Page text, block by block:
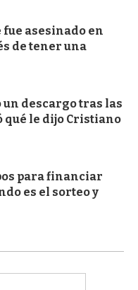
asesinado en
de tener una
descargo tras las
qué le dijo Cristiano
para financiar
es el sorteo y